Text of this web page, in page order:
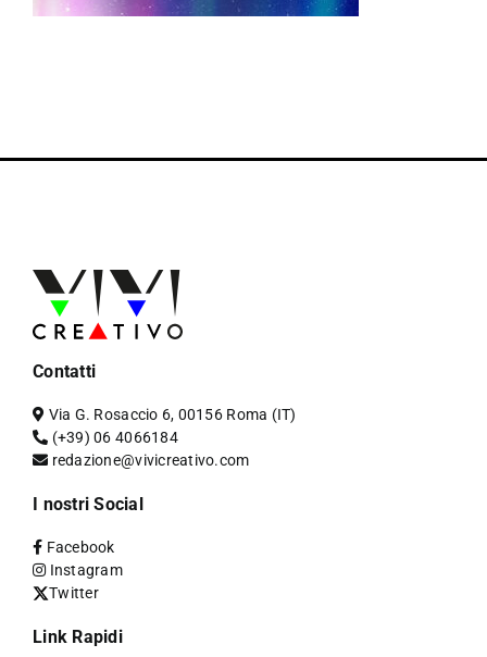
Contatti
Via G. Rosaccio 6, 00156 Roma (IT)
(+39) 06 4066184
redazione@vivicreativo.com
I nostri Social
Facebook
Instagram
Twitter
Link Rapidi